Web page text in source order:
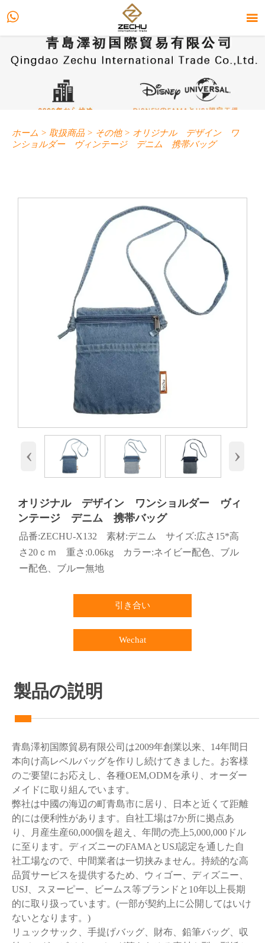
 
ホーム > 取扱商品 > その他> オリジナル デザイン ワ
ンショルダー ヴィンテージ デニム 携帯バッグ
‹ ›
オリジナル デザイン ワンショルダー ヴィ
ンテージ デニム 携帯バッグ
品番:ZECHU-X132 素材:デニム サイズ:広さ15*高
さ20ｃｍ 重さ:0.06kg カラー:ネイビー配色、ブル
ー配色、ブルー無地
引き合い
Wechat
製品の説明
青島澤初国際貿易有限公司は2009年創業以来、14年間日
本向け高レベルバッグを作りし続けてきました。お客様
のご要望にお応えし、各種OEM,ODMを承り、オーダー
メイドに取り組んでいます。
弊社は中國の海辺の町青島市に居り、日本と近くて距離
的には便利性があります。自社工場は7か所に拠点あ
り、月産生産60,000個を超え、年間の売上5,000,000ドル
に至ります。ディズニーのFAMAとUSJ認定を通した自
社工場なので、中間業者は一切挟みません。持続的な高
品質サービスを提供するため、ウィゴー、ディズニー、
USJ、スヌーピー、ビームス等ブランドと10年以上長期
的に取り扱っています。(一部が契約上に公開してはいけ
ないとなります。)
リュックサック、手提げバッグ、財布、鉛筆バッグ、収